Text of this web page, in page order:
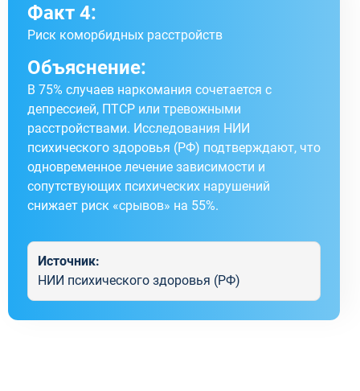
Факт 4:
Риск коморбидных расстройств
Объяснение:
В 75% случаев наркомания сочетается с
депрессией, ПТСР или тревожными
расстройствами. Исследования НИИ
психического здоровья (РФ) подтверждают, что
одновременное лечение зависимости и
сопутствующих психических нарушений
снижает риск «срывов» на 55%.
Источник:
НИИ психического здоровья (РФ)